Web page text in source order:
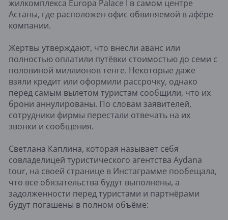
жилкомплекса Europa Palace I в самом центре
Астаны, где расположен офис обвиняемой в афёре
компании.
Жертвы утверждают, что внесли аванс или
полностью оплатили путёвки стоимостью до семи с
половиной миллионов тенге. Некоторые даже
взяли кредит или оформили рассрочку, однако
перед самым вылетом туристам сообщили, что их
брони аннулированы. По словам заявителей,
сотрудники фирмы перестали отвечать на их
звонки и сообщения.
Светлана Каплина, которая называет себя
совладелицей туристического агентства Aydana
tour, на своей странице в Инстаграмме пообещала,
что все обязательства будут выполнены, а
задолженности перед туристами и партнёрами
будут погашены в полном объёме: